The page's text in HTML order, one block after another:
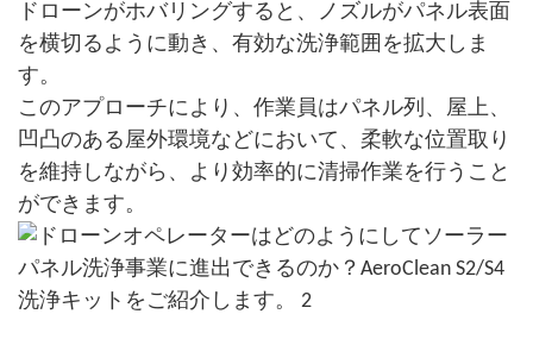
ドローンがホバリングすると、ノズルがパネル表面
を横切るように動き、有効な洗浄範囲を拡大しま
す。
このアプローチにより、作業員はパネル列、屋上、
凹凸のある屋外環境などにおいて、柔軟な位置取り
を維持しながら、より効率的に清掃作業を行うこと
ができます。